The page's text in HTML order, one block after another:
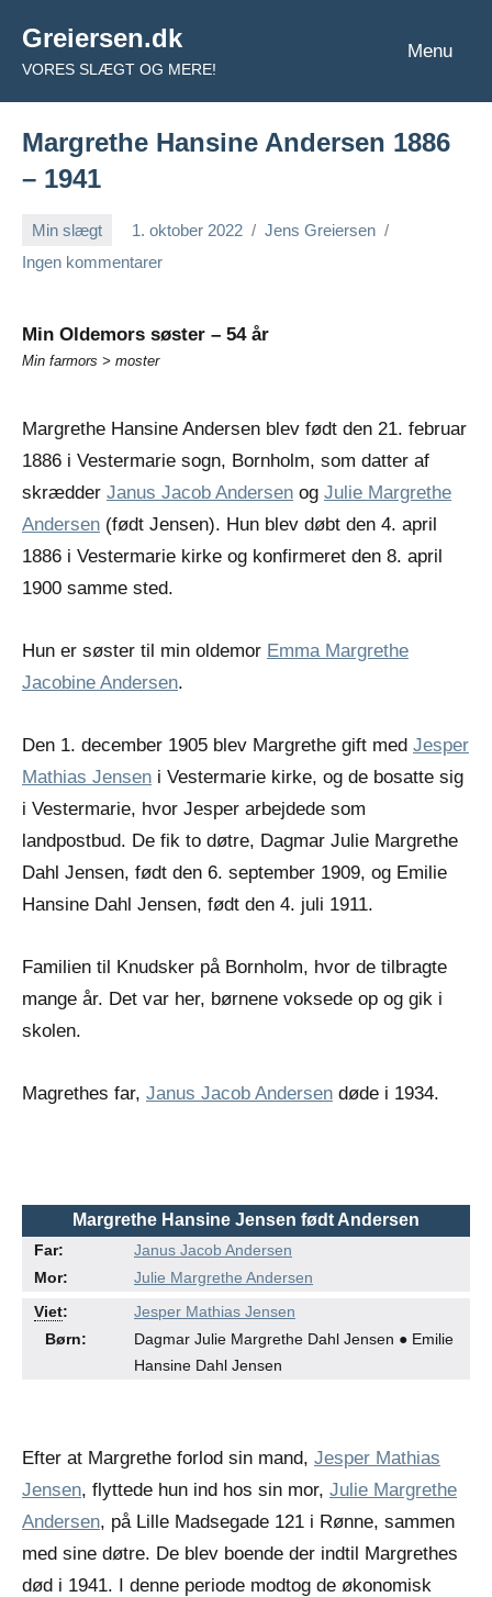
indhold
Greiersen.dk
VORES SLÆGT OG MERE!
Menu
Margrethe Hansine Andersen 1886
– 1941
Min slægt 1. oktober 2022
Jens Greiersen
Ingen kommentarer
Min Oldemors søster – 54 år
Min farmors > moster
Margrethe Hansine Andersen blev født den 21. februar
1886 i Vestermarie sogn, Bornholm, som datter af
skrædder Janus Jacob Andersen og Julie Margrethe
Andersen (født Jensen). Hun blev døbt den 4. april
1886 i Vestermarie kirke og konfirmeret den 8. april
1900 samme sted.
Hun er søster til min oldemor Emma Margrethe
Jacobine Andersen.
Den 1. december 1905 blev Margrethe gift med Jesper
Mathias Jensen i Vestermarie kirke, og de bosatte sig
i Vestermarie, hvor Jesper arbejdede som
landpostbud. De fik to døtre, Dagmar Julie Margrethe
Dahl Jensen, født den 6. september 1909, og Emilie
Hansine Dahl Jensen, født den 4. juli 1911.
Familien til Knudsker på Bornholm, hvor de tilbragte
mange år. Det var her, børnene voksede op og gik i
skolen.
Magrethes far, Janus Jacob Andersen døde i 1934.
Margrethe Hansine Jensen født Andersen
Far:
Janus Jacob Andersen
Mor:
Julie Margrethe Andersen
Viet:
Jesper Mathias Jensen
Børn:
Dagmar Julie Margrethe Dahl Jensen ● Emilie
Hansine Dahl Jensen
Efter at Margrethe forlod sin mand, Jesper Mathias
Jensen, flyttede hun ind hos sin mor, Julie Margrethe
Andersen, på Lille Madsegade 121 i Rønne, sammen
med sine døtre. De blev boende der indtil Margrethes
død i 1941. I denne periode modtog de økonomisk